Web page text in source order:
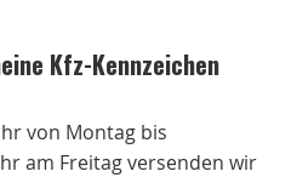
Kfz-Kennzeichen
von Montag bis
am Freitag versenden wir